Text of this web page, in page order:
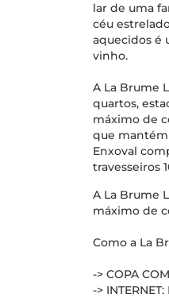
lar de uma
céu
aquecidos é
vinho.
A La Brume
quartos,
máximo de
que mantém
Enxoval
travesseiros
A La Brume
máximo de
Como a La
-> COPA
->